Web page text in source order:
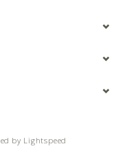
by Lightspeed